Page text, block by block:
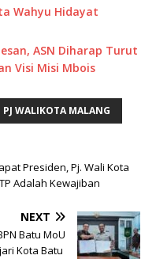
Wahyu Hidayat
ASN Diharap Turut
Visi Misi Mbois
PJ WALIKOTA MALANG
Presiden, Pj. Wali Kota
Adalah Kewajiban
NEXT
Batu MoU
Kota Batu